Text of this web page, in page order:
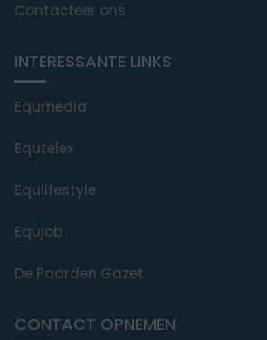
Contacteer ons
INTERESSANTE LINKS
Equmedia
Equtelex
Equlifestyle
Equjob
De Paarden Gazet
CONTACT OPNEMEN